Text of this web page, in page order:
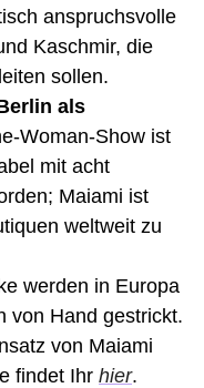
anspruchsvolle
Kaschmir, die
sollen.
als
Woman-Show ist
mit acht
Maiami ist
weltweit zu
werden in Europa
von Hand gestrickt.
von Maiami
findet Ihr hier.